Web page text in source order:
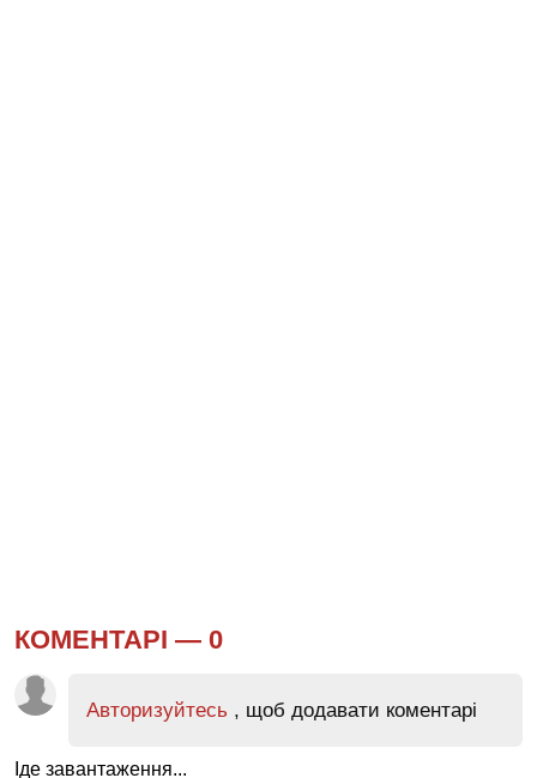
КОМЕНТАРІ — 0
Авторизуйтесь , щоб додавати коментарі
Іде завантаження...